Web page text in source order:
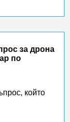
за дрона
по
който